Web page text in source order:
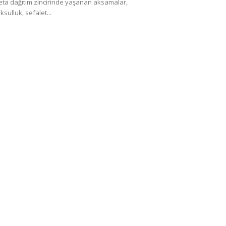
dağıtım zincirinde yaşanan aksamalar,
sefalet...